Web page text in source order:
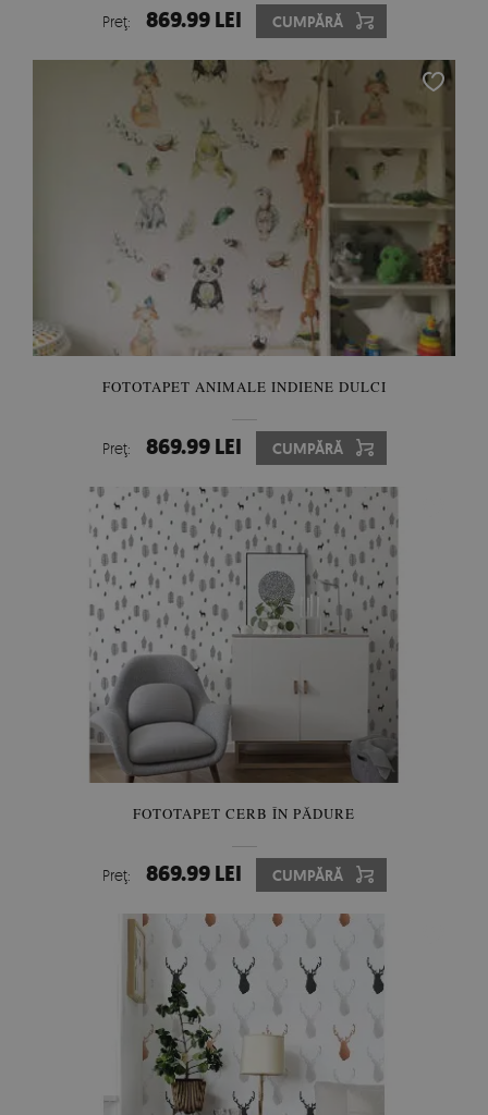
Preţ: 869.99 LEI CUMPĂRĂ
FOTOTAPET ANIMALE INDIENE DULCI
Preţ: 869.99 LEI CUMPĂRĂ
FOTOTAPET CERB ÎN PĂDURE
Preţ: 869.99 LEI CUMPĂRĂ